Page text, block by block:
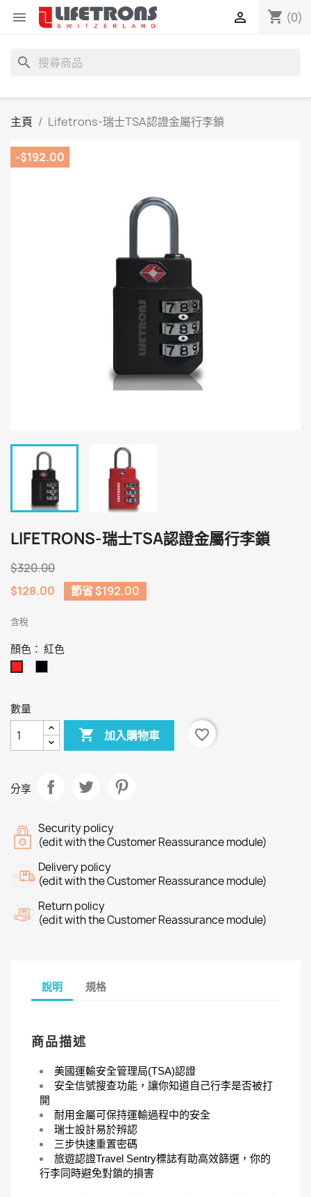
 shopping_cart (0)

search
主頁 Lifetrons-瑞士TSA認證金屬行李鎖
-$192.00
LIFETRONS-瑞士TSA認證金屬行李鎖
$320.00
$128.00
節省 $192.00
含稅
顏色： 紅色
數量
 加入購物車 favorite_border
分享
Security policy
(edit with the Customer Reassurance module)
Delivery policy
(edit with the Customer Reassurance module)
Return policy
(edit with the Customer Reassurance module)
說明 規格
商品描述
美國運輸安全管理局(TSA)認證
安全信號搜查功能，讓你知道自己行李是否被打
開
耐用金屬可保持運輸過程中的安全
瑞士設計易於辨認
三步快速重置密碼
旅遊認證Travel Sentry標誌有助高效篩選，你的
行李同時避免對鎖的損害